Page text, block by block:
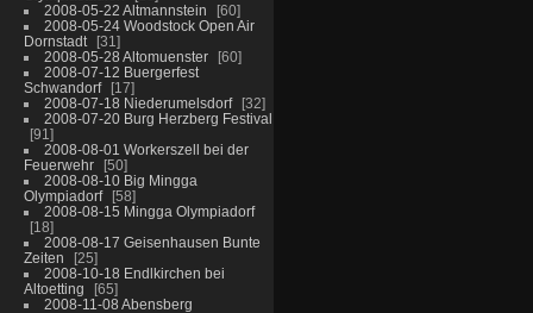
2008-05-22 Altmannstein
60
2008-05-24 Woodstock Open Air
Dornstadt
31
2008-05-28 Altomuenster
60
2008-07-12 Buergerfest
Schwandorf
17
2008-07-18 Niederumelsdorf
32
2008-07-20 Burg Herzberg Festival
91
2008-08-01 Workerszell bei der
Feuerwehr
50
2008-08-10 Big Mingga
Olympiadorf
58
2008-08-15 Mingga Olympiadorf
18
2008-08-17 Geisenhausen Bunte
Zeiten
25
2008-10-18 Endlkirchen bei
Altoetting
65
2008-11-08 Abensberg